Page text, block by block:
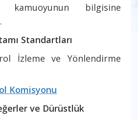
kamuoyunun bilgisine
Standartları
İzleme ve Yönlendirme
Komisyonu
ve Dürüstlük